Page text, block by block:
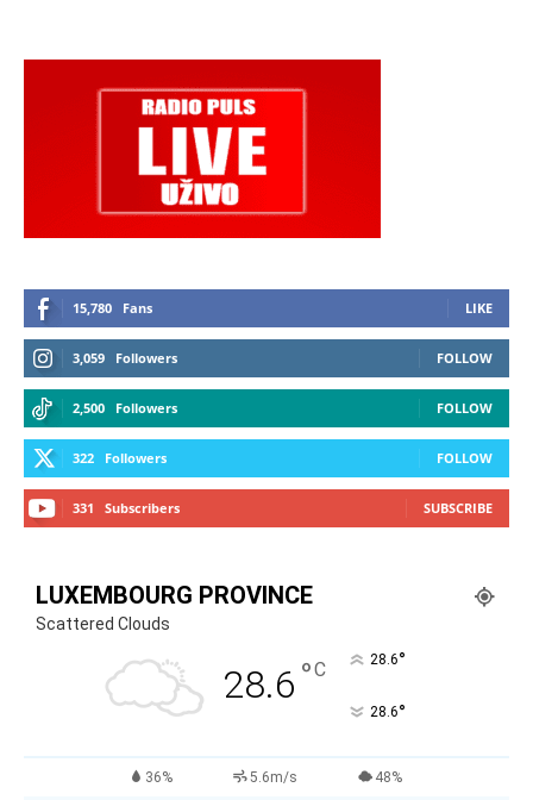
15,780 Fans LIKE
3,059 Followers FOLLOW
2,500 Followers FOLLOW
322 Followers FOLLOW
331 Subscribers SUBSCRIBE
LUXEMBOURG PROVINCE
Scattered Clouds
28.6 °C 28.6°
28.6°
36% 5.6m/s 48%